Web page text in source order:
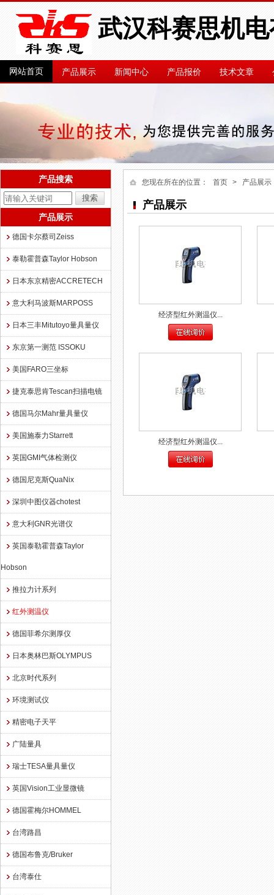
武汉科赛思机
网站首页 产品展示 新闻中心 产品报价 技术文章
产品搜索
产品展示
德国卡尔蔡司Zeiss
泰勒霍普森Taylor Hobson
日本东京精密ACCRETECH
意大利马波斯MARPOSS
日本三丰Mitutoyo量具量仪
东京第一测范 ISSOKU
美国FARO三坐标
捷克泰思肯Tescan扫描电镜
德国马尔Mahr量具量仪
美国施泰力Starrett
英国GMI气体检测仪
德国尼克斯QuaNix
深圳中图仪器chotest
意大利GNR光谱仪
英国泰勒霍普森Taylor
Hobson
推拉力计系列
红外测温仪
德国菲希尔测厚仪
日本奥林巴斯OLYMPUS
北京时代系列
环境测试仪
精密电子天平
广陆量具
瑞士TESA量具量仪
英国Vision工业显微镜
德国霍梅尔HOMMEL
台湾路昌
德国布鲁克/Bruker
台湾泰仕
您现在所在的位置： 首页 > 产品展示
产品展示
经济型红外测温仪...
经济型红外测温仪...